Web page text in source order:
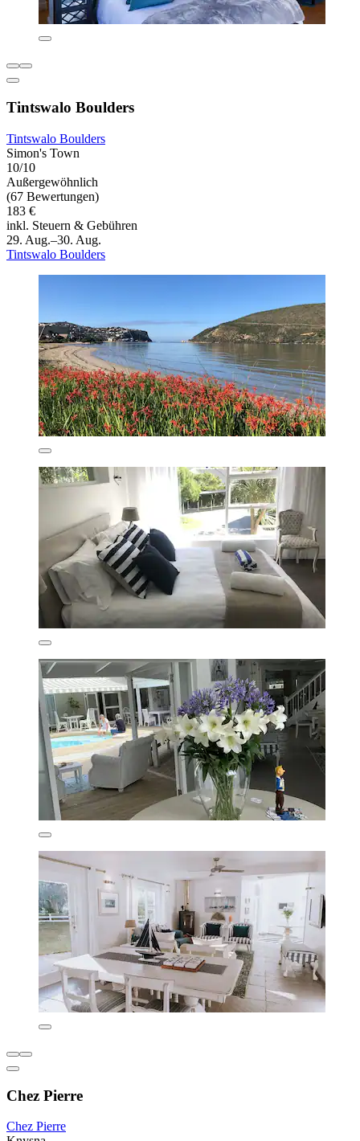
Tintswalo Boulders
Tintswalo Boulders
Simon's Town
10/10
Außergewöhnlich
(67 Bewertungen)
183 €
inkl. Steuern & Gebühren
29. Aug.–30. Aug.
Tintswalo Boulders
Chez Pierre
Chez Pierre